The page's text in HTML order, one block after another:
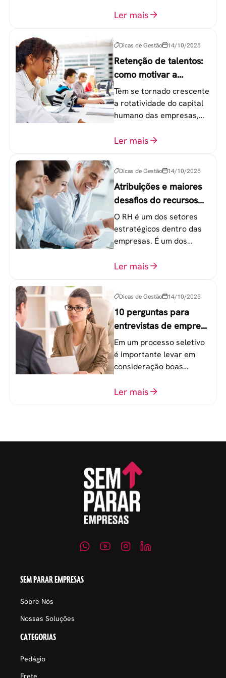
equipe de trabalho. 6
Ler mais
Dicas de Gestão 14/10/2025
Retenção de talentos:
como motivar a
geração Y nas
empresas?
Têm se tornado crescente
a rotatividade do capital
humano das empresas,
colaboradores na faixa de
Ler mais
Dicas de Gestão 14/10/2025
Atribuições e maiores
desafios do recursos
humanos em uma
empresa
O RH é um dos setores
estratégicos dentro das
empresas. É um dos
o atingimento das metas
Ler mais
Dicas de Gestão 14/10/2025
10 perguntas para
entrevistas de emprego
que recrutadores não
devem fazer
Em um processo seletivo
é importante levar em
consideração boas
o perfil do profissional e
Ler mais
SEM PARAR EMPRESAS
Sobre Nós
Nossas Soluções
CATEGORIAS
Pedágio
Frete